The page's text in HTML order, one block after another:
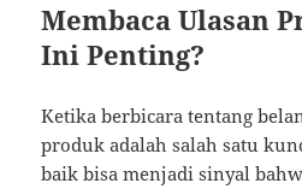
Membaca Ulasan
Ini Penting?
Ketika berbicara tentang
produk adalah salah satu
baik bisa menjadi sinyal